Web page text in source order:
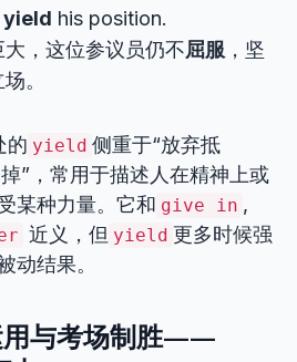
yield his position.
，这位参议员仍不屈服 ，坚
。
的 yield 侧重于“放弃抵
”，常用于描述人在精神上或
某种力量。它和 give in ,
近义，但 yield 更多时候强
动结果。
用与考场制胜——